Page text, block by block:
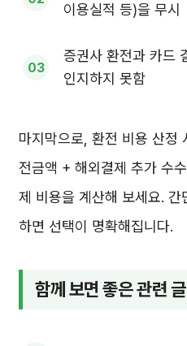
이용실적 등)을 무시
증권사 환전과 카드
인지하지 못함
마지막으로, 환전 비용 산정
전금액 + 해외결제 추가 수
제 비용을 계산해 보세요.
하면 선택이 명확해집니다.
함께 보면 좋은 관련